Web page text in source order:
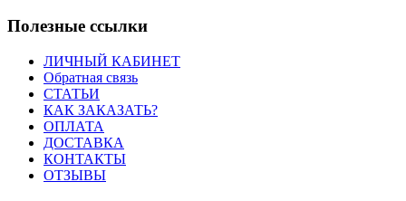
Полезные ссылки
ЛИЧНЫЙ КАБИНЕТ
Обратная связь
СТАТЬИ
КАК ЗАКАЗАТЬ?
ОПЛАТА
ДОСТАВКА
КОНТАКТЫ
ОТЗЫВЫ